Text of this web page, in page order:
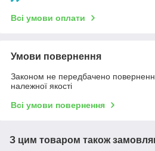
Всі умови оплати
Умови повернення
Законом не передбачено
належної якості
Всі умови повернення
З цим товаром також